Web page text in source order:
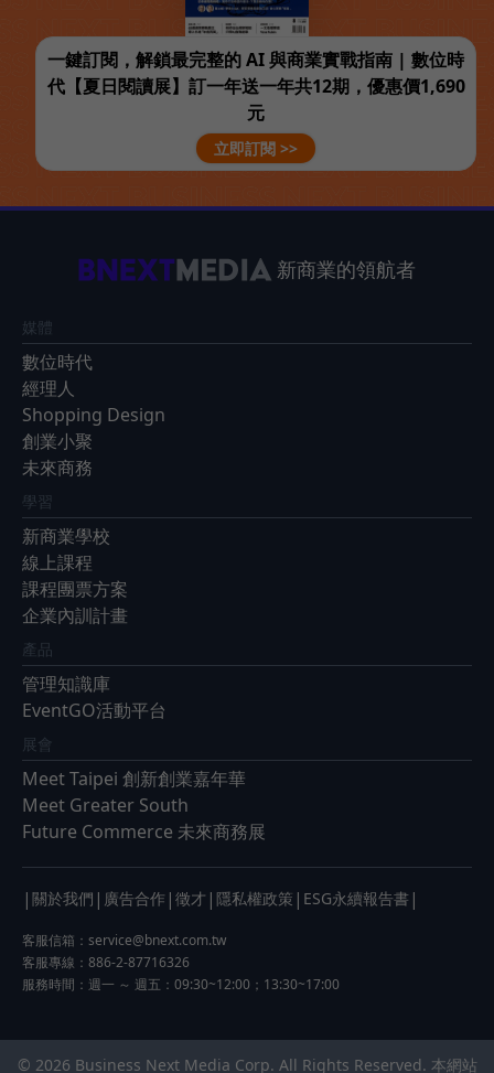
一鍵訂閱，解鎖最完整的 AI 與商業實戰指南 | 數位時
代【夏日閱讀展】訂一年送一年共12期，優惠價1,690
元
立即訂閱 >>
新商業的領航者
媒體
數位時代
經理人
Shopping Design
創業小聚
未來商務
學習
新商業學校
線上課程
課程團票方案
企業內訓計畫
產品
管理知識庫
EventGO活動平台
展會
Meet Taipei 創新創業嘉年華
Meet Greater South
Future Commerce 未來商務展
| 關於我們 | 廣告合作 | 徵才 | 隱私權政策 | ESG永續報告書 |
客服信箱： service@bnext.com.tw
客服專線：886-2-87716326
服務時間：週一 ～ 週五：09:30~12:00；13:30~17:00
© 2026 Business Next Media Corp. All Rights Reserved. 本網站